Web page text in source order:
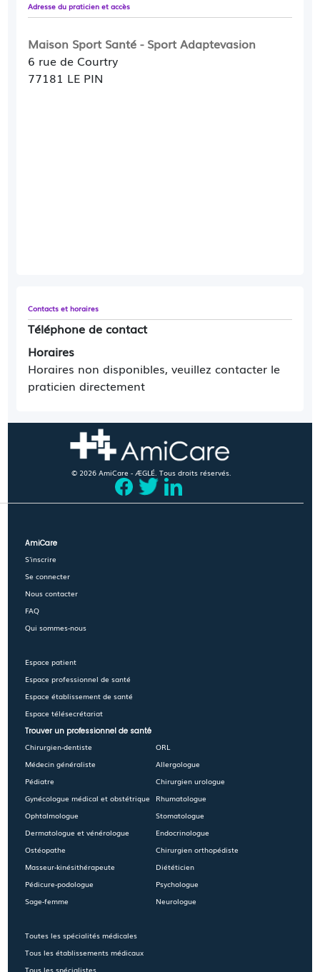
Adresse du praticien et accès
Maison Sport Santé - Sport Adaptevasion
6 rue de Courtry
77181 LE PIN
Contacts et horaires
Téléphone de contact
Horaires
Horaires non disponibles, veuillez contacter le
praticien directement
© 2026 AmiCare - ÆGLÉ. Tous droits réservés.
AmiCare
S'inscrire
Se connecter
Nous contacter
FAQ
Qui sommes-nous
Espace patient
Espace professionnel de santé
Espace établissement de santé
Espace télésecrétariat
Trouver un professionnel de santé
Chirurgien-dentiste
Médecin généraliste
Pédiatre
Gynécologue médical et obstétrique
Ophtalmologue
Dermatologue et vénérologue
Ostéopathe
Masseur-kinésithérapeute
Pédicure-podologue
Sage-femme
Toutes les spécialités médicales
Tous les établissements médicaux
Tous les spécialistes
ORL
Allergologue
Chirurgien urologue
Rhumatologue
Stomatologue
Endocrinologue
Chirurgien orthopédiste
Diététicien
Psychologue
Neurologue